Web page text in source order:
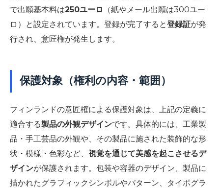
で出願基本料は250ユーロ
（紙やメール出願は300ユー
ロ）と設定されています。登録が完了すると登録証が発
行され、意匠権が発生します。
保護対象（権利の内容・範囲）
フィンランドの意匠権による保護対象は、上記の定義に
適合する製品の外観デザインです。具体的には、工業製
品・手工芸品の外観や、その製品に施された装飾的な形
状・模様・色彩など、 視覚を通じて美感を起こさせるデ
ザインが保護されます。包装や容器のデザイン、製品に
描かれたグラフィックシンボルやパターン、タイポグラ